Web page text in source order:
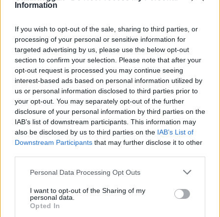
Information
If you wish to opt-out of the sale, sharing to third parties, or
processing of your personal or sensitive information for
targeted advertising by us, please use the below opt-out
section to confirm your selection. Please note that after your
opt-out request is processed you may continue seeing
interest-based ads based on personal information utilized by
us or personal information disclosed to third parties prior to
your opt-out. You may separately opt-out of the further
disclosure of your personal information by third parties on the
IAB’s list of downstream participants. This information may
also be disclosed by us to third parties on the IAB’s List of
Downstream Participants that may further disclose it to other
Please note that this website/app uses one or more Google
not limited to your visit or usage behaviour. You may click to
grant or deny consent to Google and its third-party tags to
use your data for below specified purposes in below Google
Personal Data Processing Opt Outs
I want to opt-out of the Sharing of my
personal data.
Opted In
Egas da oltre 6 milioni di euro
« 1 2 3 4 …
193
»
NOTIZIE RECENTI
Gallura, finti clienti svuotano le suite: furto da
50mila nel resort
Meteo Olbia 7 agosto, sole e caldo tornano
protagonisti